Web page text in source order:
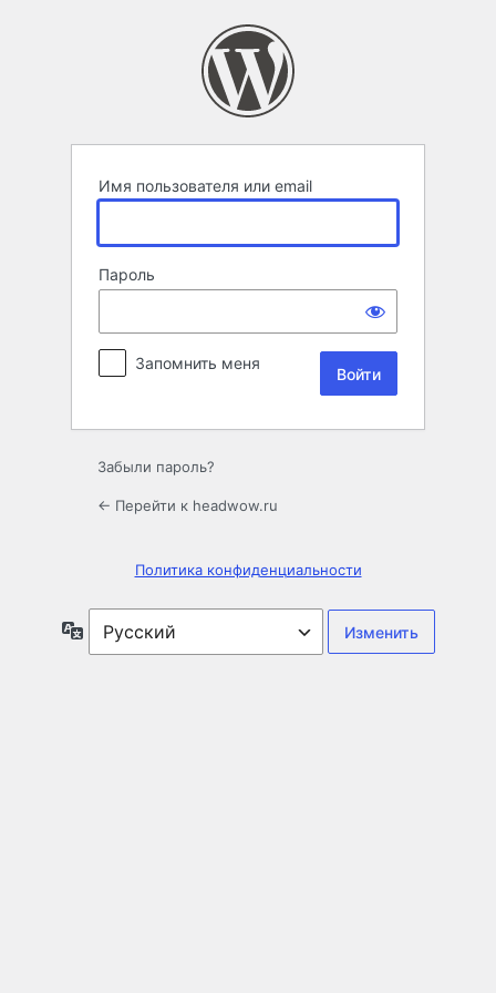
Имя пользователя или email
Пароль
Запомнить меня
Забыли пароль?
← Перейти к headwow.ru
Политика конфиденциальности
Язык